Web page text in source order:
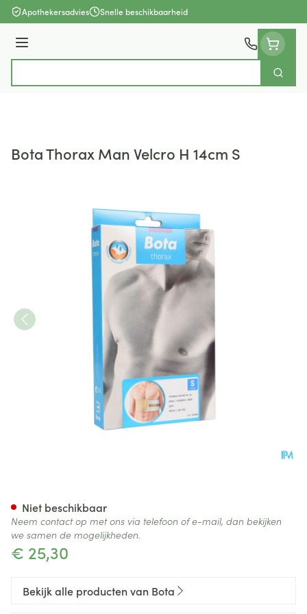
Ga naar de inhoud
Apothekersadvies Snelle beschikbaarheid
Menu
Zoek
Bota Thorax Man Velcro H 14cm S
€ 25,30
Niet beschikbaar
Neem contact op met ons via telefoon of e-mail, dan bekijken
we samen de mogelijkheden.
Bekijk alle producten van Bota